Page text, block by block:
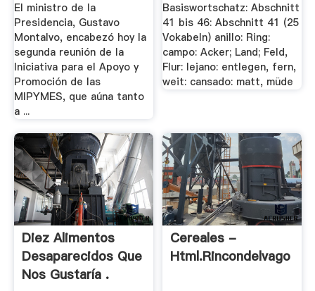
El ministro de la
Presidencia, Gustavo
Montalvo, encabezó hoy la
segunda reunión de la
Iniciativa para el Apoyo y
Promoción de las
MIPYMES, que aúna tanto
a ...
Basiswortschatz: Abschnitt
41 bis 46: Abschnitt 41 (25
Vokabeln) anillo: Ring:
campo: Acker; Land; Feld,
Flur: lejano: entlegen, fern,
weit: cansado: matt, müde
Diez Alimentos
Desaparecidos Que
Nos Gustaría .
Cereales -
Html.rincondelvago